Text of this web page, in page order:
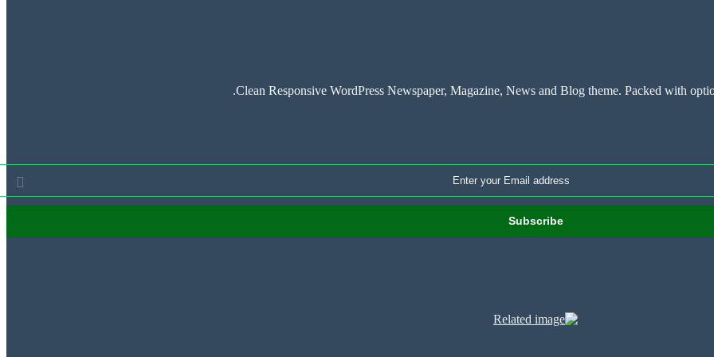
Clean Responsive WordPress Newspaper, Magazine, News and Blog theme. Packed with